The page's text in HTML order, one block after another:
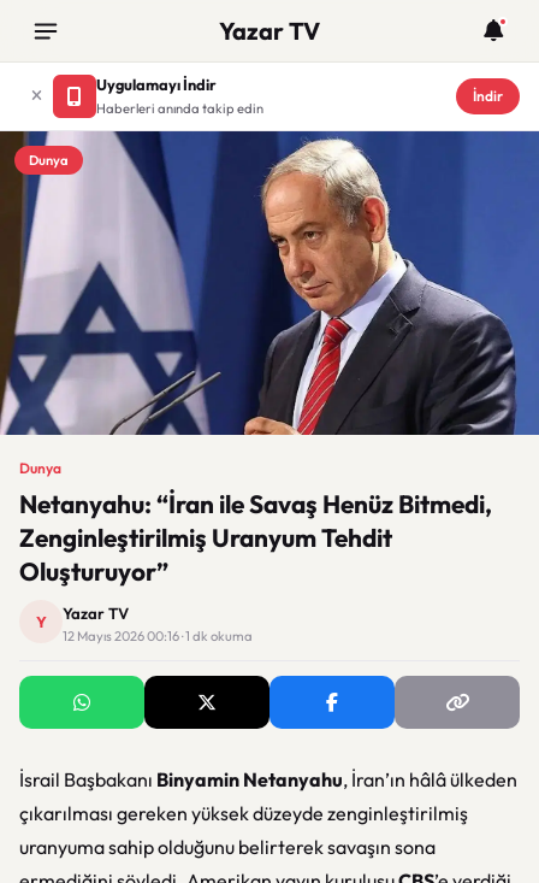
Yazar TV
Uygulamayı İndir
Haberleri anında takip edin
İndir
Dunya
Dunya
Netanyahu: “İran ile Savaş Henüz Bitmedi,
Zenginleştirilmiş Uranyum Tehdit
Oluşturuyor”
Y Yazar TV
12 Mayıs 2026 00:16 · 1 dk okuma
İsrail Başbakanı Binyamin Netanyahu, İran’ın hâlâ ülkeden
çıkarılması gereken yüksek düzeyde zenginleştirilmiş
uranyuma sahip olduğunu belirterek savaşın sona